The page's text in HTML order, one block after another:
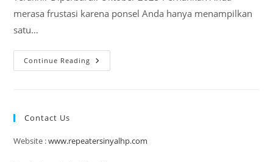
merasa frustasi karena ponsel Anda hanya menampilkan
satu…
Continue Reading Cara
Memaksimalkan
Lemah
Contact Us
Website :www.repeatersinyalhp.com